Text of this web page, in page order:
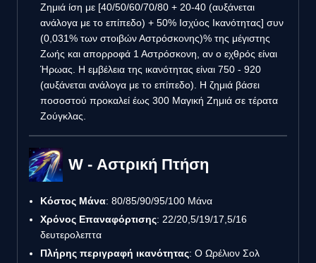
Ζημιά ίση με [40/50/60/70/80 + 20-40 (αυξάνεται
ανάλογα με το επίπεδο) + 50% Ισχύος Ικανότητας] συν
(0,031% των στοιβών Αστρόσκονης)% της μέγιστης
Ζωής και απορροφά 1 Αστρόσκονη, αν ο εχθρός είναι
Ήρωας. Η εμβέλεια της ικανότητας είναι 750 - 920
(αυξάνεται ανάλογα με το επίπεδο). Η ζημιά βάσει
ποσοστού προκαλεί έως 300 Μαγική Ζημιά σε τέρατα
Ζούγκλας.
W - Αστρική Πτήση
Κόστος Μάνα: 80/85/90/95/100 Μάνα
Χρόνος Επαναφόρτισης: 22/20,5/19/17,5/16
δευτερολεπτα
Πλήρης περιγραφή ικανότητας: Ο Ωρέλιον Σολ